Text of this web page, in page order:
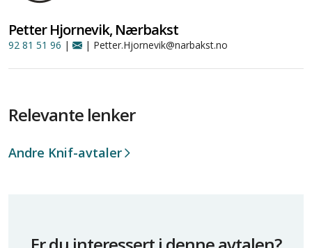
Petter Hjornevik, Nærbakst
92 81 51 96 | | Petter.Hjornevik@narbakst.no
Relevante lenker
Andre Knif-avtaler